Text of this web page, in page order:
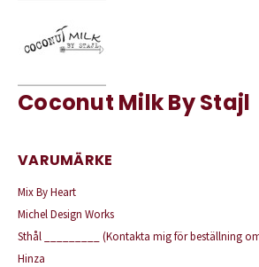
Coconut Milk By Stajl
VARUMÄRKE
Mix By Heart
Michel Design Works
Sthål _________ (Kontakta mig för beställning
Hinza